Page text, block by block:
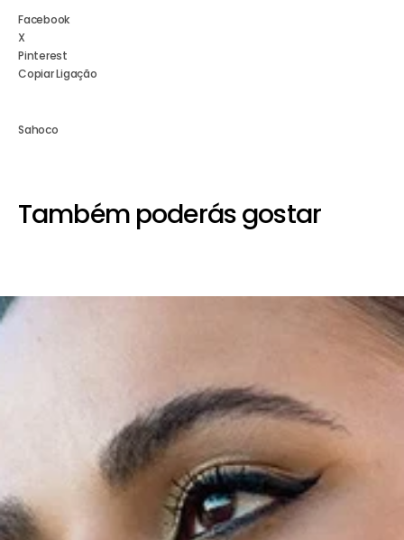
Facebook
X
Pinterest
Copiar Ligação
Sahoco
Também poderás gostar